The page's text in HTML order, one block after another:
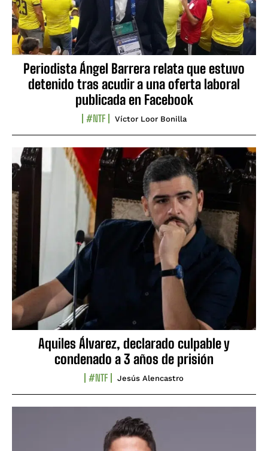
Periodista Ángel Barrera relata que estuvo
detenido tras acudir a una oferta laboral
publicada en Facebook
#NTF Víctor Loor Bonilla
Aquiles Álvarez, declarado culpable y
condenado a 3 años de prisión
#NTF Jesús Alencastro